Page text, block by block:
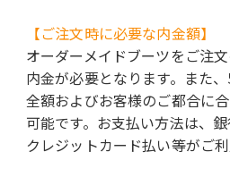
【ご注文時に必要な内金額】
オーダーメイドブーツをご注
内金が必要となります。また
全額およびお客様のご都合に
可能です。お支払い方法は、銀
クレジットカード払い等がご利